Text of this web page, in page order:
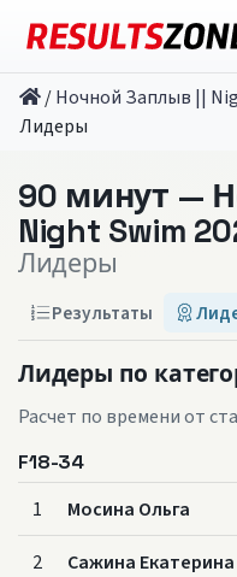
/Ночной Заплыв ||
Лидеры
90 минут —
Night Swim
Лидеры
Результаты
Лидеры по
Расчет по времени от
F18-34
1 Мосина Ольга
2 Сажина Екатерина